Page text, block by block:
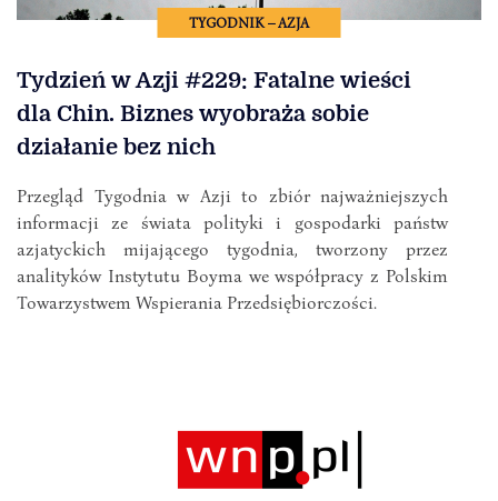
TYGODNIK – AZJA
Tydzień w Azji #229: Fatalne wieści
dla Chin. Biznes wyobraża sobie
działanie bez nich
Przegląd Tygodnia w Azji to zbiór najważniejszych
informacji ze świata polityki i gospodarki państw
azjatyckich mijającego tygodnia, tworzony przez
analityków Instytutu Boyma we współpracy z Polskim
Towarzystwem Wspierania Przedsiębiorczości.